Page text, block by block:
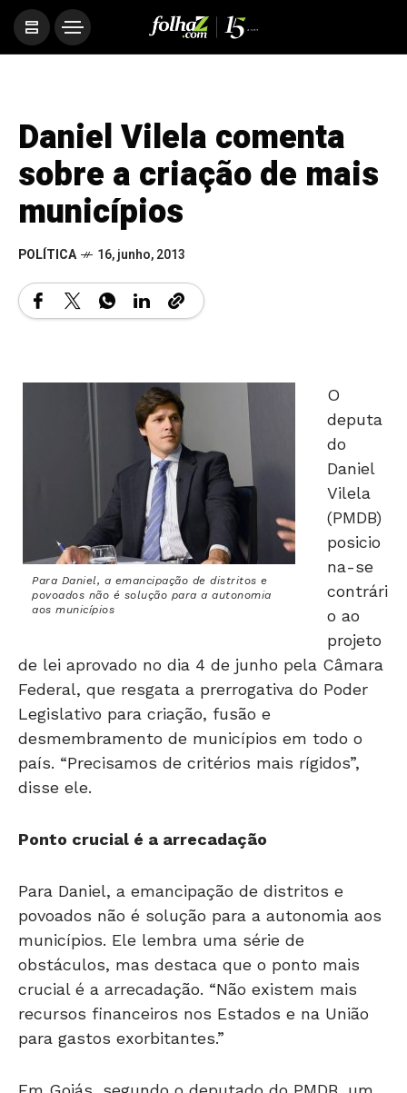
Daniel Vilela comenta
sobre a criação de mais
municípios
POLÍTICA 16, junho, 2013
Para Daniel, a emancipação de distritos e
povoados não é solução para a autonomia
aos municípios
O
deputa
do
Daniel
Vilela
(PMDB)
posicio
na-se
contrári
o ao
projeto
de lei aprovado no dia 4 de junho pela Câmara
Federal, que resgata a prerrogativa do Poder
Legislativo para criação, fusão e
desmembramento de municípios em todo o
país. “Precisamos de critérios mais rígidos”,
disse ele.
Ponto crucial é a arrecadação
Para Daniel, a emancipação de distritos e
povoados não é solução para a autonomia aos
municípios. Ele lembra uma série de
obstáculos, mas destaca que o ponto mais
crucial é a arrecadação. “Não existem mais
recursos financeiros nos Estados e na União
para gastos exorbitantes.”